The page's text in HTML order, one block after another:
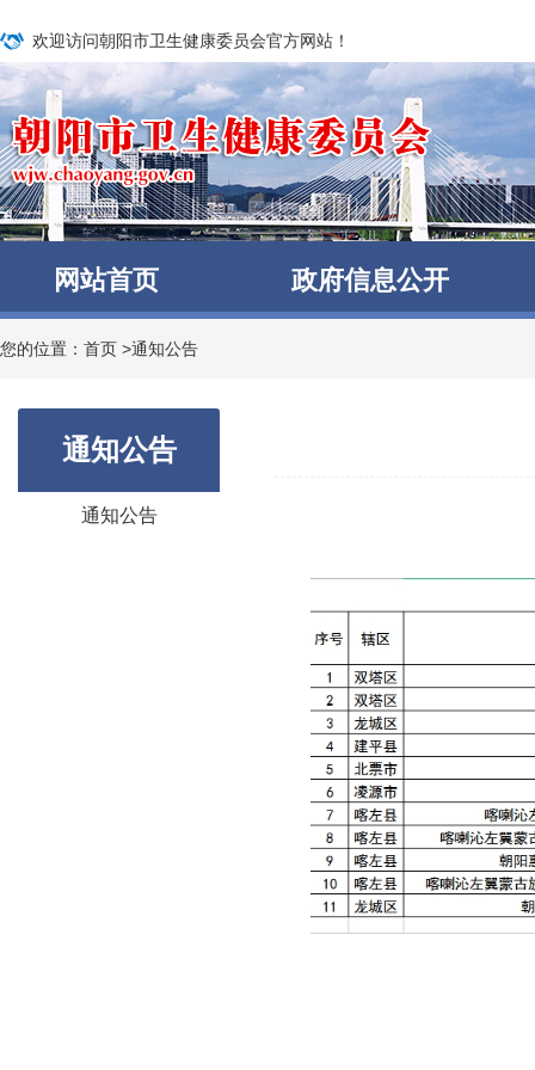
欢迎访问朝阳市卫生健康委员会官方网站！
网站首页 政府信息公开
您的位置： 首页 >通知公告
通知公告
通知公告